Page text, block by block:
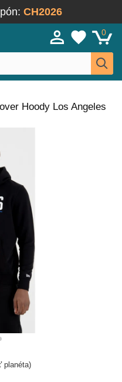
CH2026
0
Hoody Los Angeles
planéta)